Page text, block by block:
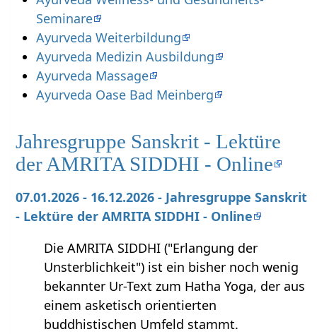
Seminare
Ayurveda Weiterbildung
Ayurveda Medizin Ausbildung
Ayurveda Massage
Ayurveda Oase Bad Meinberg
Jahresgruppe Sanskrit - Lektüre
der AMRITA SIDDHI - Online
07.01.2026 - 16.12.2026 - Jahresgruppe Sanskrit
- Lektüre der AMRITA SIDDHI - Online
Die AMRITA SIDDHI ("Erlangung der
Unsterblichkeit") ist ein bisher noch wenig
bekannter Ur-Text zum Hatha Yoga, der aus
einem asketisch orientierten
buddhistischen Umfeld stammt.